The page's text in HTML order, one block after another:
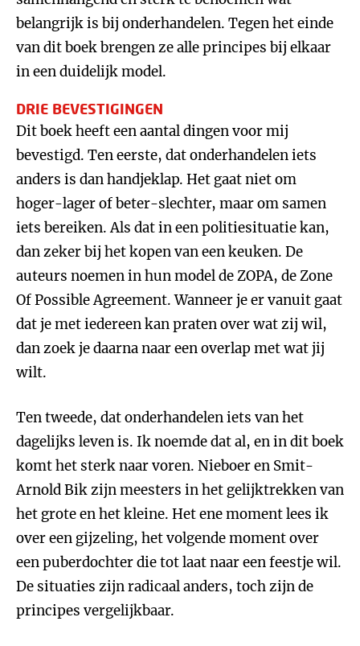
belangrijk is bij onderhandelen. Tegen het einde
van dit boek brengen ze alle principes bij elkaar
in een duidelijk model.
DRIE BEVESTIGINGEN
Dit boek heeft een aantal dingen voor mij
bevestigd. Ten eerste, dat onderhandelen iets
anders is dan handjeklap. Het gaat niet om
hoger-lager of beter-slechter, maar om samen
iets bereiken. Als dat in een politiesituatie kan,
dan zeker bij het kopen van een keuken. De
auteurs noemen in hun model de ZOPA, de Zone
Of Possible Agreement. Wanneer je er vanuit gaat
dat je met iedereen kan praten over wat zij wil,
dan zoek je daarna naar een overlap met wat jij
wilt.
Ten tweede, dat onderhandelen iets van het
dagelijks leven is. Ik noemde dat al, en in dit boek
komt het sterk naar voren. Nieboer en Smit-
Arnold Bik zijn meesters in het gelijktrekken van
het grote en het kleine. Het ene moment lees ik
over een gijzeling, het volgende moment over
een puberdochter die tot laat naar een feestje wil.
De situaties zijn radicaal anders, toch zijn de
principes vergelijkbaar.